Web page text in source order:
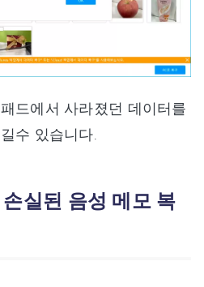
드에서 사라졌던 데이터를
수 있습니다.
실된 음성 메모 복